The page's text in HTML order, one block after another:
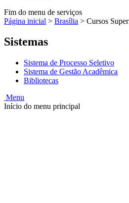
Fim do menu de serviços
Página inicial > Brasília > Cursos
Sistemas
Sistema de Processo Seletivo
Sistema de Gestão Acadêmica
Bibliotecas
Menu
Início do menu principal